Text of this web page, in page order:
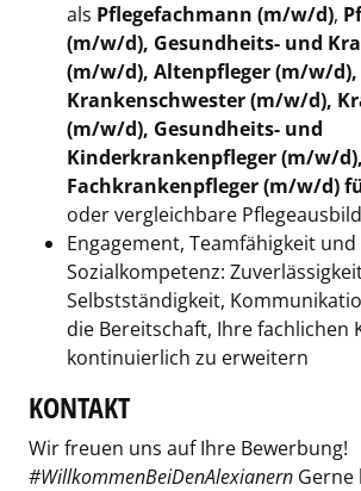
als Pflegefachmann (m/w/d),
(m/w/d), Gesundheits- und
(m/w/d), Altenpfleger (m/w/d),
Krankenschwester (m/w/d),
(m/w/d), Gesundheits- und
Kinderkrankenpfleger (m/w/d),
Fachkrankenpfleger (m/w/d)
oder vergleichbare
Engagement, Teamfähigkeit und
Sozialkompetenz:
Selbstständigkeit,
die Bereitschaft, Ihre fachlichen
kontinuierlich zu erweitern
KONTAKT
Wir freuen uns auf Ihre Bewerbung!
#WillkommenBeiDenAlexianern